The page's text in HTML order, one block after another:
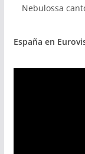
Nebulossa
España en